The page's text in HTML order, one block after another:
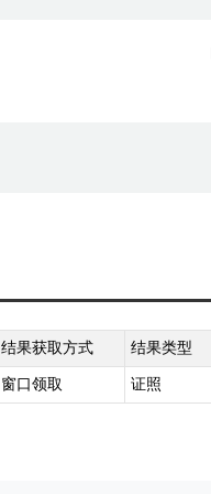
结果获取方式 结果类型
窗口领取 证照